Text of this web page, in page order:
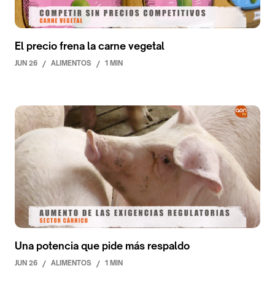
El precio frena la carne vegetal
JUN 26 / ALIMENTOS / 1 MIN
Una potencia que pide más respaldo
JUN 26 / ALIMENTOS / 1 MIN